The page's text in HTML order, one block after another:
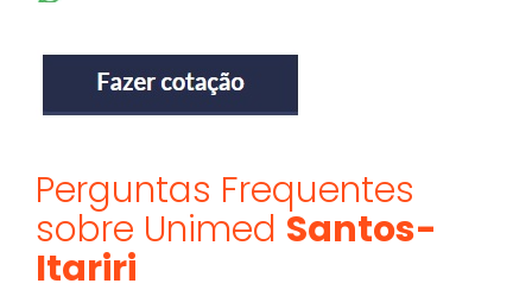
Perguntas Frequentes
sobre Unimed Santos-
Itariri